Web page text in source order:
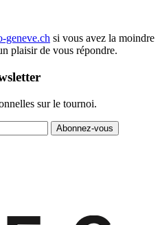
geneve.ch si vous avez la moindre
plaisir de vous répondre.
sur le tournoi.
Abonnez-vous